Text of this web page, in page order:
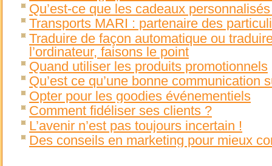
Qu’est-ce que les cadeaux
Transports MARI : partenaire des
Traduire de façon automatique ou
l’ordinateur, faisons le point
Quand utiliser les produits promotionnels
Qu’est ce qu’une bonne communication
Opter pour les goodies événementiels
Comment fidéliser ses clients ?
L’avenir n’est pas toujours incertain !
Des conseils en marketing pour mieux